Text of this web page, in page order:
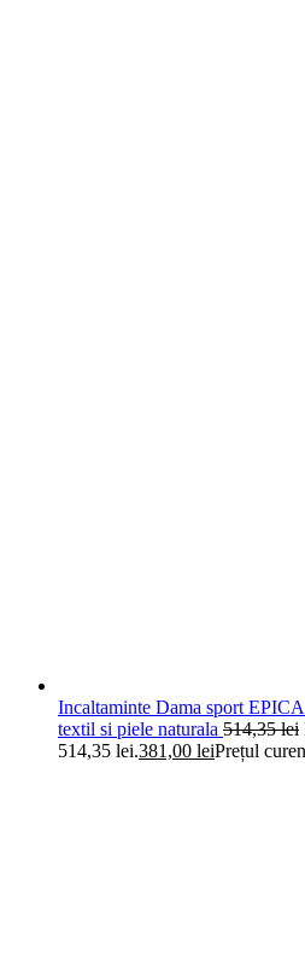
Incaltaminte Dama sport
textil si piele naturala 514,35lei
514,35 lei.381,00 leiPrețul